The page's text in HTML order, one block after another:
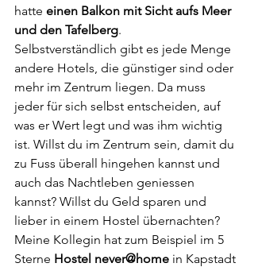
hatte einen Balkon mit Sicht aufs Meer
und den Tafelberg.
Selbstverständlich gibt es jede Menge
andere Hotels, die günstiger sind oder
mehr im Zentrum liegen. Da muss
jeder für sich selbst entscheiden, auf
was er Wert legt und was ihm wichtig
ist. Willst du im Zentrum sein, damit du
zu Fuss überall hingehen kannst und
auch das Nachtleben geniessen
kannst? Willst du Geld sparen und
lieber in einem Hostel übernachten?
Meine Kollegin hat zum Beispiel im 5
Sterne Hostel never@home in Kapstadt